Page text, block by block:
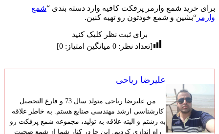
برای خرید شمع وارمر پرفکت کافیه وارد دسته بندی “شمع
وارمر “بشین و شمع خودتون رو تهیه کنین.
برای ثبت نظر کلیک کنید
[تعداد نظر: 0 میانگین امتیاز: 0
]
علیرضا ریاحی
من علیرضا ریاحی متولد سال 73 و فارغ التحصیل
کارشناسی ارشد مهندسی صنایع هستم. به خاطر علاقه
به رشتم و البته علاقه به تولید، مجموعه شمع پرفکت رو
راه اندازی کردیم. این جا در کنار شما از شمع صحبت